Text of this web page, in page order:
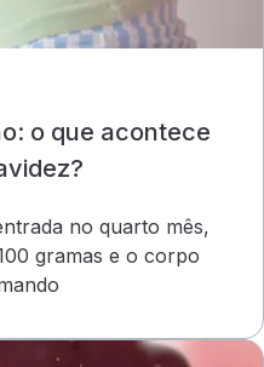
o que acontece
no quarto mês,
gramas e o corpo